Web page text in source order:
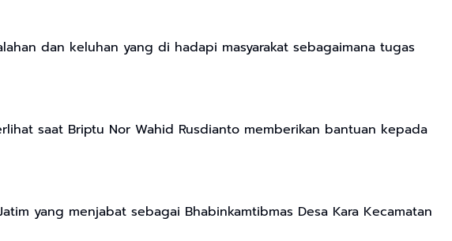
dan keluhan yang di hadapi masyarakat sebagaimana tugas
saat Briptu Nor Wahid Rusdianto memberikan bantuan kepada
yang menjabat sebagai Bhabinkamtibmas Desa Kara Kecamatan